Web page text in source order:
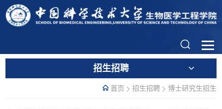
招生招聘
首页 招生招聘 博士研究生招生